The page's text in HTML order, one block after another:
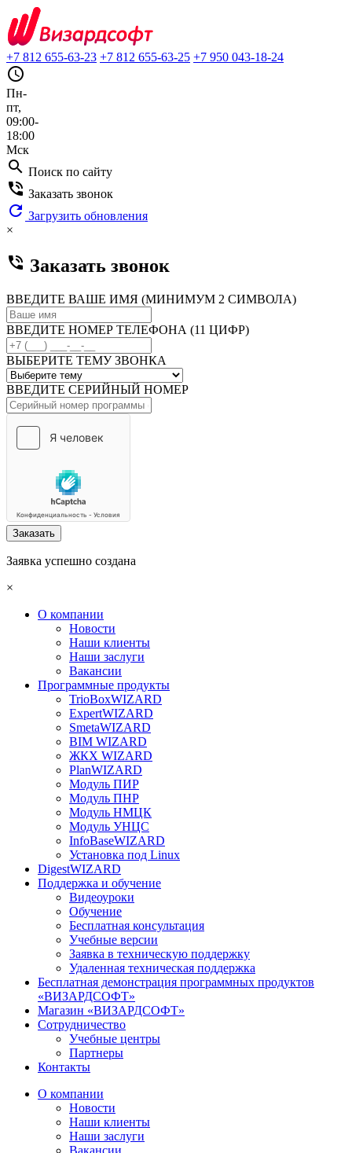
+7 812 655-63-23 +7 812 655-63-25 +7 950 043-18-24
query_builder
Пн-
пт,
09:00-
18:00
Мск
search Поиск по сайту
phone_in_talk Заказать звонок
refresh Загрузить обновления
×
phone_in_talk Заказать звонок
ВВЕДИТЕ ВАШЕ ИМЯ (МИНИМУМ 2 СИМВОЛА)
ВВЕДИТЕ НОМЕР ТЕЛЕФОНА (11 ЦИФР)
ВЫБЕРИТЕ ТЕМУ ЗВОНКА
ВВЕДИТЕ СЕРИЙНЫЙ НОМЕР
Заказать
Заявка успешно создана
×
О компании
Новости
Наши клиенты
Наши заслуги
Вакансии
Программные продукты
TrioBoxWIZARD
ExpertWIZARD
SmetaWIZARD
BIM WIZARD
ЖКХ WIZARD
PlanWIZARD
Модуль ПИР
Модуль ПНР
Модуль НМЦК
Модуль УНЦС
InfoBaseWIZARD
Установка под Linux
DigestWIZARD
Поддержка и обучение
Видеоуроки
Обучение
Бесплатная консультация
Учебные версии
Заявка в техническую поддержку
Удаленная техническая поддержка
Бесплатная демонстрация программных продуктов
«ВИЗАРДСОФТ»
Магазин «ВИЗАРДСОФТ»
Сотрудничество
Учебные центры
Партнеры
Контакты
О компании
Новости
Наши клиенты
Наши заслуги
Вакансии